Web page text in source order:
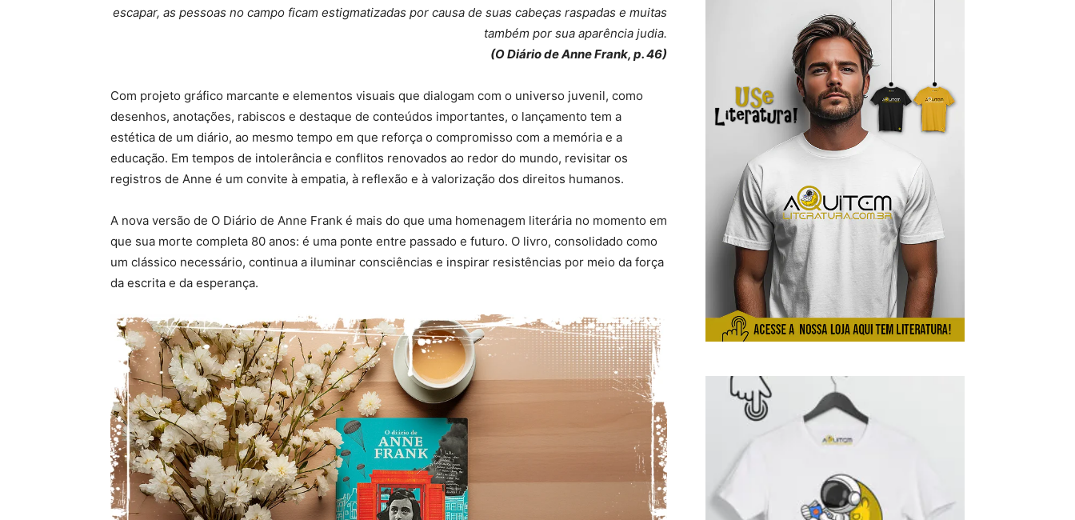
escapar, as pessoas no campo ficam estigmatizadas por causa de suas cabeças raspadas e muitas
também por sua aparência judia.
(O Diário de Anne Frank, p. 46)
Com projeto gráfico marcante e elementos visuais que dialogam com o universo juvenil, como
desenhos, anotações, rabiscos e destaque de conteúdos importantes, o lançamento tem a
estética de um diário, ao mesmo tempo em que reforça o compromisso com a memória e a
educação. Em tempos de intolerância e conflitos renovados ao redor do mundo, revisitar os
registros de Anne é um convite à empatia, à reflexão e à valorização dos direitos humanos.
A nova versão de O Diário de Anne Frank é mais do que uma homenagem literária no momento em
que sua morte completa 80 anos: é uma ponte entre passado e futuro. O livro, consolidado como
um clássico necessário, continua a iluminar consciências e inspirar resistências por meio da força
da escrita e da esperança.